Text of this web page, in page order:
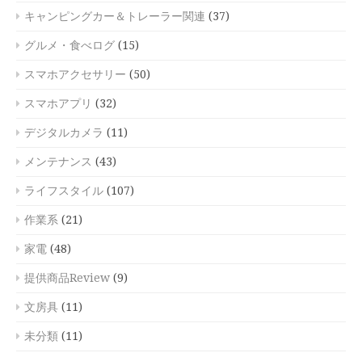
キャンピングカー＆トレーラー関連 (37)
グルメ・食べログ (15)
スマホアクセサリー (50)
スマホアプリ (32)
デジタルカメラ (11)
メンテナンス (43)
ライフスタイル (107)
作業系 (21)
家電 (48)
提供商品Review (9)
文房具 (11)
未分類 (11)